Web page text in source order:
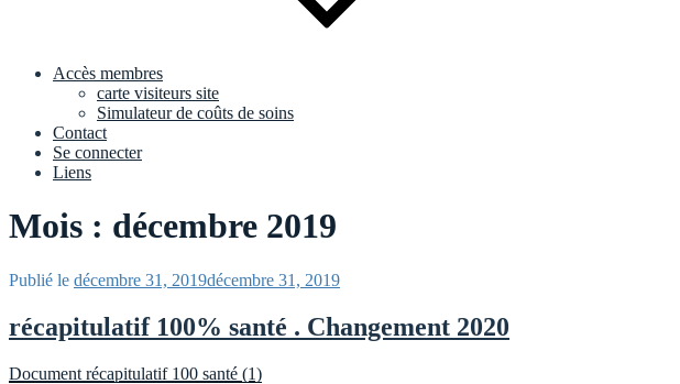
Accès membres
carte visiteurs site
Simulateur de coûts de soins
Contact
Se connecter
Liens
Mois : décembre 2019
Publié le décembre 31, 2019décembre 31, 2019
récapitulatif 100% santé . Changement 2020
Document récapitulatif 100 santé (1)